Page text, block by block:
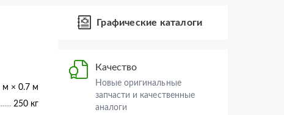
м × 0.7 м
250 кг
Графические каталоги
Качество
Новые оригинальные
запчасти и качественные
аналоги